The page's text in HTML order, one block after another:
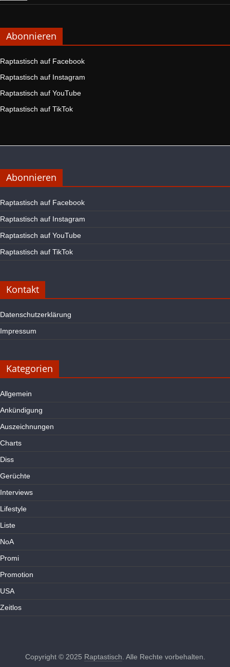
Abonnieren
Raptastisch auf Facebook
Raptastisch auf Instagram
Raptastisch auf YouTube
Raptastisch auf TikTok
Abonnieren
Raptastisch auf Facebook
Raptastisch auf Instagram
Raptastisch auf YouTube
Raptastisch auf TikTok
Kontakt
Datenschutzerklärung
Impressum
Kategorien
Allgemein
Ankündigung
Auszeichnungen
Charts
Diss
Gerüchte
Interviews
Lifestyle
Liste
NoA
Promi
Promotion
USA
Zeitlos
Copyright © 2025 Raptastisch . Alle Rechte vorbehalten.